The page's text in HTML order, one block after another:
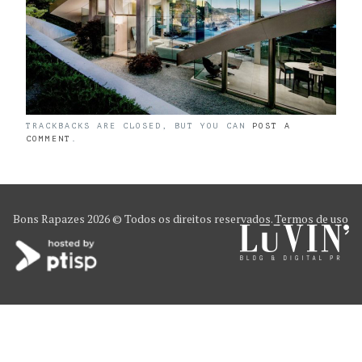
TRACKBACKS ARE CLOSED, BUT YOU CAN POST A
COMMENT
Bons Rapazes 2026 © Todos os direitos reservados.Termos de uso